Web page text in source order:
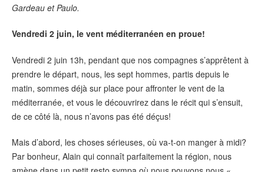
Gardeau et Paulo.
Vendredi 2 juin, le vent méditerranéen en proue!
Vendredi 2 juin 13h, pendant que nos compagnes s’apprêtent à
prendre le départ, nous, les sept hommes, partis depuis le
matin, sommes déjà sur place pour affronter le vent de la
méditerranée, et vous le découvrirez dans le récit qui s’ensuit,
de ce côté là, nous n’avons pas été déçus!
Mais d’abord, les choses sérieuses, où va-t-on manger à midi?
Par bonheur, Alain qui connaît parfaitement la région, nous